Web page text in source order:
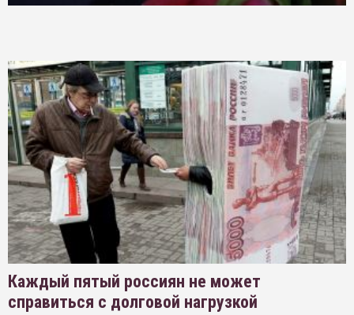
Каждый пятый россиян не может
справиться с долговой нагрузкой